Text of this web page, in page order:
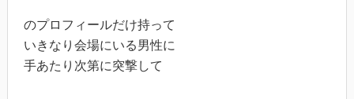
のプロフィールだけ持って
いきなり会場にいる男性に
手あたり次第に突撃して